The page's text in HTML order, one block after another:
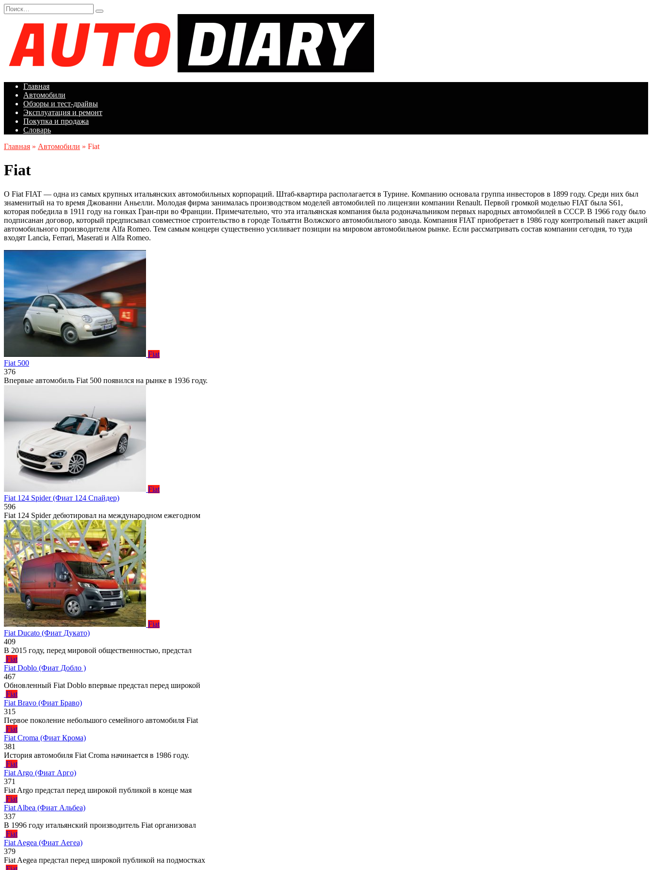
Перейти
к
содержанию
Search
for:
Главная
Автомобили
Обзоры и тест-драйвы
Эксплуатация и ремонт
Покупка и продажа
Словарь
Главная » Автомобили » Fiat
Fiat
О Fiat FIAT — одна из самых крупных итальянских автомобильных корпораций. Штаб-квартира располагается в Турине. Компанию основала группа инвесторов в 1899 году. Среди них был
знаменитый на то время Джованни Аньелли. Молодая фирма занималась производством моделей автомобилей по лицензии компании Renault. Первой громкой моделью FIAT была S61,
которая победила в 1911 году на гонках Гран-при во Франции. Примечательно, что эта итальянская компания была родоначальником первых народных автомобилей в СССР. В 1966 году было
подписанан договор, который предписывал совместное строительство в городе Тольятти Волжского автомобильного завода. Компания FIAT приобретает в 1986 году контрольный пакет акций
автомобильного производителя Alfa Romeo. Тем самым концерн существенно усиливает позиции на мировом автомобильном рынке. Если рассматривать состав компании сегодня, то туда
входят Lancia, Ferrari, Maserati и Alfa Romeo.
Fiat
Fiat 500
376
Впервые автомобиль Fiat 500 появился на рынке в 1936 году.
Fiat
Fiat 124 Spider (Фиат 124 Спайдер)
596
Fiat 124 Spider дебютировал на международном ежегодном
Fiat
Fiat Ducato (Фиат Дукато)
409
В 2015 году, перед мировой общественностью, предстал
Fiat
Fiat Doblo (Фиат Добло )
467
Обновленный Fiat Doblo впервые предстал перед широкой
Fiat
Fiat Bravo (Фиат Браво)
315
Первое поколение небольшого семейного автомобиля Fiat
Fiat
Fiat Croma (Фиат Крома)
381
История автомобиля Fiat Croma начинается в 1986 году.
Fiat
Fiat Argo (Фиат Арго)
371
Fiat Argo предстал перед широкой публикой в конце мая
Fiat
Fiat Albea (Фиат Альбеа)
337
В 1996 году итальянский производитель Fiat организовал
Fiat
Fiat Aegea (Фиат Аегеа)
379
Fiat Aegea предстал перед широкой публикой на подмостках